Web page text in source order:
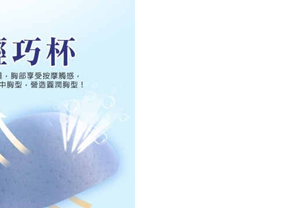
Mobile / Pemindahan bank / Pembayaran J街口 / iPASS MONEY" dan
saluran lain.
【Nota Penting】
1. Perkhidmatan ini disediakan oleh "Taiwan Mobile Co., Ltd." untuk
membolehkan pengguna membeli produk atau perkhidmatan melalui
perkhidmatan ini semasa transaksi, dan kedai akan menyerahkan hak
tuntutan harga jual/beli ansuran kepada syarikat ini untuk membayar bil
menggunakan bil syarikat ini.
2. Berdasarkan tujuan kontrak persetujuan pembayaran menggunakan
"Pembayaran Ansuran Gogo", kedai akan memberikan maklumat
peribadi anda (termasuk nama, telefon atau alamat) kepada Taiwan
Mobile untuk pengumpulan, pemprosesan dan penggunaan, untuk
pengesahan, semakan dan pembetulan data yang diperlukan untuk bil
ansuran oleh Taiwan Mobile.
3. Sila baca syarat perkhidmatan pengguna secara lengkap melalui